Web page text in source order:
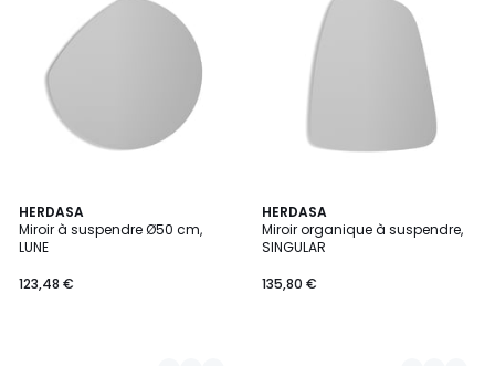
HERDASA
Miroir à suspendre Ø50 cm,
LUNE
123,48 €
11
Couleurs
HERDASA
Miroir organique à suspendre,
SINGULAR
135,80 €
11
Couleurs